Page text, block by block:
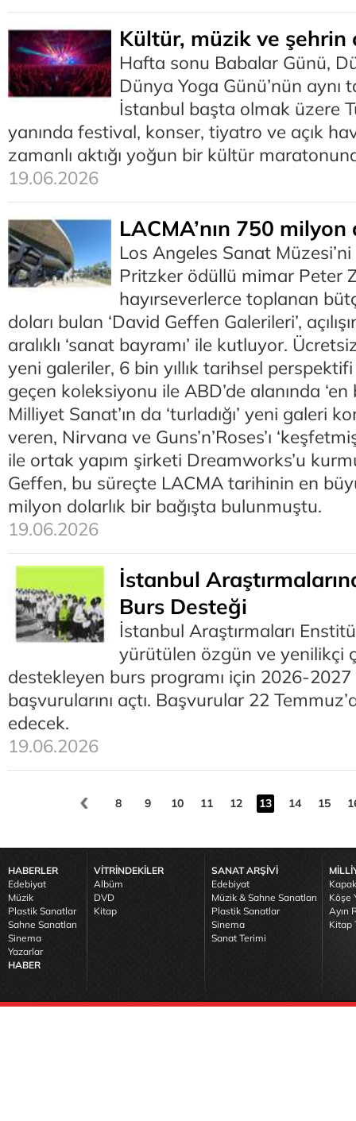
Kültür, müzik ve şehrin
Hafta sonu Babalar Günü,
Dünya Yoga Günü’nün
İstanbul başta olmak üzere
yanında festival, konser, tiyatro ve açık
zamanlı aktığı yoğun bir kültür
19.06.2026
LACMA’nın 750
Los Angeles Sanat
Pritzker ödüllü mimar Peter
hayırseverlerce toplanan
doları bulan ‘David Geffen Galerileri’,
aralıklı ‘sanat bayramı’ ile kutluyor.
yeni galeriler, 6 bin yıllık tarihsel
geçen koleksiyonu ile ABD’de alanında ‘en
Milliyet Sanat’ın da ‘turladığı’ yeni galeri
veren, Nirvana ve Guns’n’Roses’ı
ile ortak yapım şirketi Dreamworks’u
Geffen, bu süreçte LACMA tarihinin en
milyon dolarlık bir bağışta bulunmuştu.
19.06.2026
İstanbul
Burs Desteği
İstanbul Araştırmaları
yürütülen özgün ve yenilikçi
destekleyen burs programı için 2026-2027
başvurularını açtı. Başvurular 22
edecek.
19.06.2026
8 9 10 11 12 13 14 15
HABERLER
Edebiyat
Müzik
Plastik Sanatlar
Sahne Sanatları
Sinema
Yazarlar
HABER
VİTRİNDEKİLER
Albüm
DVD
Kitap
SANAT ARŞİVİ
Edebiyat
Müzik & Sahne Sanatları
Plastik Sanatlar
Sinema
Sanat Terimi
Köşe
Ayın
Kitap